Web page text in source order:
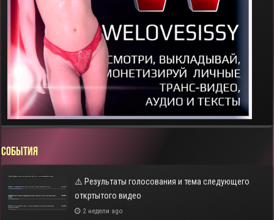
СОБЫТИЯ
⚠️ Результаты голосования и тема следующего
откртытого видео
2 недели ago